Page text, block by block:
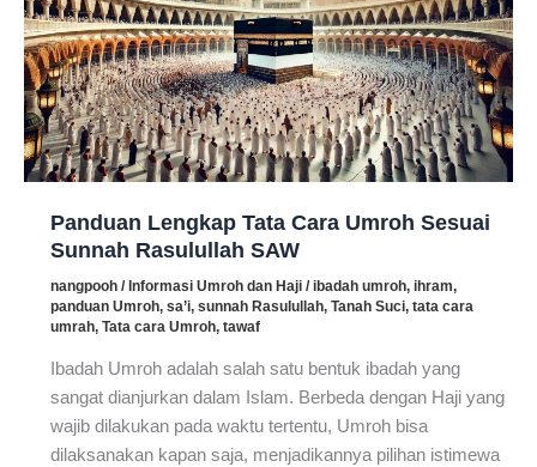
Ini
Alasannya!
Panduan Lengkap Tata Cara Umroh Sesuai
Sunnah Rasulullah SAW
nangpooh /Informasi Umroh dan Haji/ibadah umroh, ihram,
panduan Umroh, sa’i, sunnah Rasulullah, Tanah Suci, tata cara
umrah, Tata cara Umroh, tawaf
Ibadah Umroh adalah salah satu bentuk ibadah yang
sangat dianjurkan dalam Islam. Berbeda dengan Haji yang
wajib dilakukan pada waktu tertentu, Umroh bisa
dilaksanakan kapan saja, menjadikannya pilihan istimewa